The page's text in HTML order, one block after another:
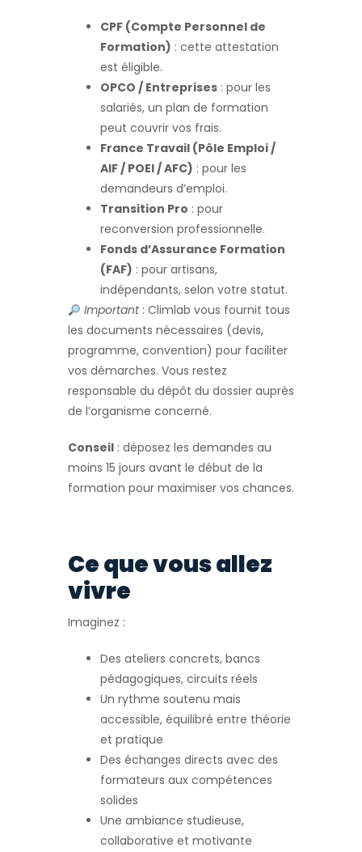
CPF (Compte Personnel de
Formation) : cette attestation
est éligible.
OPCO / Entreprises : pour les
salariés, un plan de formation
peut couvrir vos frais.
France Travail (Pôle Emploi /
AIF / POEI / AFC) : pour les
demandeurs d’emploi.
Transition Pro : pour
reconversion professionnelle.
Fonds d’Assurance Formation
(FAF) : pour artisans,
indépendants, selon votre statut.
Important: Climlab vous fournit tous
les documents nécessaires (devis,
programme, convention) pour faciliter
vos démarches. Vous restez
responsable du dépôt du dossier auprès
de l’organisme concerné.
Conseil : déposez les demandes au
moins 15 jours avant le début de la
formation pour maximiser vos chances.
Ce que vous allez
vivre
Imaginez :
Des ateliers concrets, bancs
pédagogiques, circuits réels
Un rythme soutenu mais
accessible, équilibré entre théorie
et pratique
Des échanges directs avec des
formateurs aux compétences
solides
Une ambiance studieuse,
collaborative et motivante